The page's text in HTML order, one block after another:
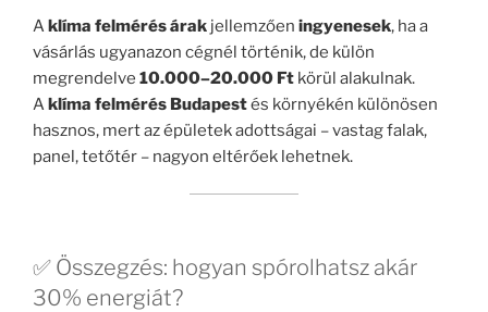
Aklíma felmérés árak jellemzően ingyenesek, ha a
vásárlás ugyanazon cégnél történik, de külön
megrendelve 10.000–20.000 Ft körül alakulnak.
Aklíma felmérés Budapestés környékén különösen
hasznos, mert az épületek adottságai – vastag falak,
panel, tetőtér – nagyon eltérőek lehetnek.
✅ Összegzés: hogyan spórolhatsz akár
30% energiát?